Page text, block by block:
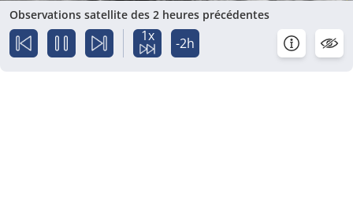
Observations satellite des 2 heures précédentes
1x -2h